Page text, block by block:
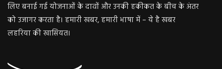
लिए बनाई गई योजनाओं के दावों और उनकी हकीकत के बीच के अंतर
को उजागर करता है। हमारी खबर, हमारी भाषा में – ये है खबर
लहरिया की खासियत।